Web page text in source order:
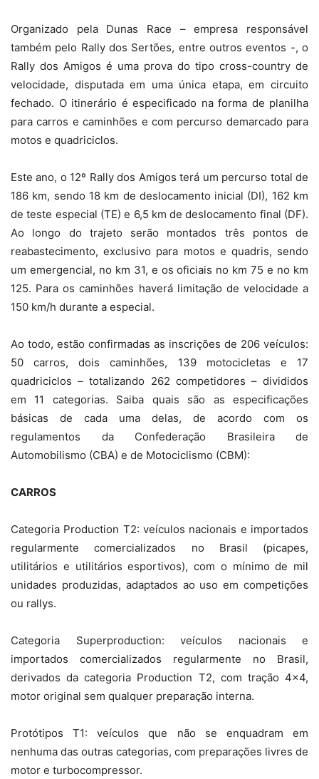
Organizado pela Dunas Race – empresa responsável
também pelo Rally dos Sertões, entre outros eventos -, o
Rally dos Amigos é uma prova do tipo cross-country de
velocidade, disputada em uma única etapa, em circuito
fechado. O itinerário é especificado na forma de planilha
para carros e caminhões e com percurso demarcado para
motos e quadriciclos.
Este ano, o 12º Rally dos Amigos terá um percurso total de
186 km, sendo 18 km de deslocamento inicial (DI), 162 km
de teste especial (TE) e 6,5 km de deslocamento final (DF).
Ao longo do trajeto serão montados três pontos de
reabastecimento, exclusivo para motos e quadris, sendo
um emergencial, no km 31, e os oficiais no km 75 e no km
125. Para os caminhões haverá limitação de velocidade a
150 km/h durante a especial.
Ao todo, estão confirmadas as inscrições de 206 veículos:
50 carros, dois caminhões, 139 motocicletas e 17
quadriciclos – totalizando 262 competidores – divididos
em 11 categorias. Saiba quais são as especificações
básicas de cada uma delas, de acordo com os
regulamentos da Confederação Brasileira de
Automobilismo (CBA) e de Motociclismo (CBM):
CARROS
Categoria Production T2: veículos nacionais e importados
regularmente comercializados no Brasil (picapes,
utilitários e utilitários esportivos), com o mínimo de mil
unidades produzidas, adaptados ao uso em competições
ou rallys.
Categoria Superproduction: veículos nacionais e
importados comercializados regularmente no Brasil,
derivados da categoria Production T2, com tração 4×4,
motor original sem qualquer preparação interna.
Protótipos T1: veículos que não se enquadram em
nenhuma das outras categorias, com preparações livres de
motor e turbocompressor.